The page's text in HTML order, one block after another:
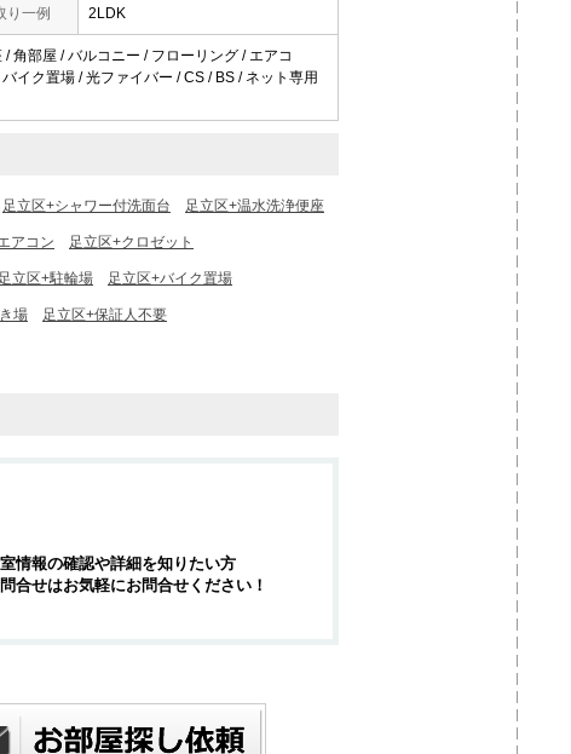
り一例 2LDK
角部屋 / バルコニー / フローリング / エアコ
イク置場 / 光ファイバー / CS / BS / ネット専用
足立区+シャワー付洗面台 足立区+温水洗浄便座
アコン 足立区+クロゼット
足立区+駐輪場 足立区+バイク置場
場 足立区+保証人不要
情報の確認や詳細を知りたい方
合せはお気軽にお問合せください！